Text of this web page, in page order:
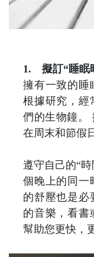
1.
擬訂“睡眠
擁有一致的睡
根據研究，經
們的生物鐘。
在周末和節假
遵守自己的“
個晚上的同一
的舒壓也是必
的音樂，看書
幫助您更快，